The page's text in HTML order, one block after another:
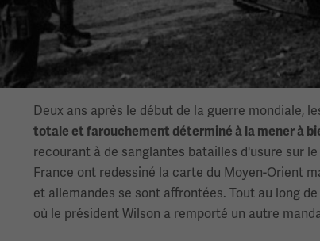
Deux ans après le début de la guerre mondiale,
totale et farouchement déterminé à la mener à
recourant à de sanglantes batailles d'usure sur
France ont redessiné la carte du Moyen-Orient
et allemandes se sont affrontées. Tout au long
où le président Wilson a remporté un autre